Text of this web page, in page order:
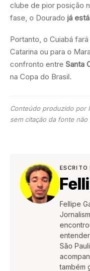
clube de pior posição
fase, o Dourado já
Portanto, o Cuiabá
Catarina ou para o
confronto entre Santa
na Copa do Brasil.
Conteúdo produzido por
sem citação da fonte não
ESCRITO
Fellipe
São
também